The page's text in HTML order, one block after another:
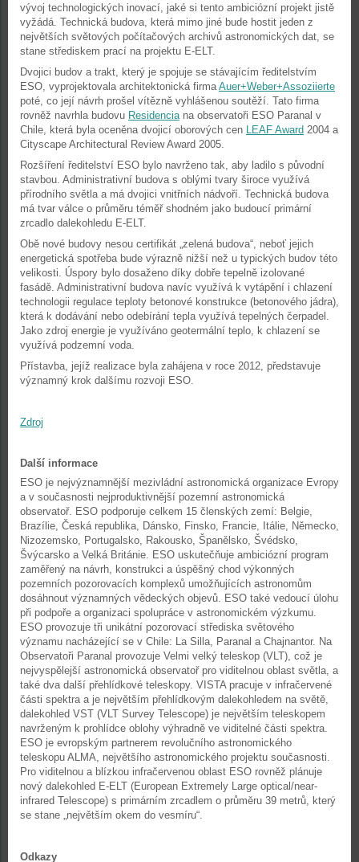
vývoj technologických inovací, jaké si tento ambiciózní projekt jistě
vyžádá. Technická budova, která mimo jiné bude hostit jeden z
největších světových počítačových archivů astronomických dat, se
stane střediskem prací na projektu E-ELT.
Dvojici budov a trakt, který je spojuje se stávajícím ředitelstvím
ESO, vyprojektovala architektonická firmaAuer+Weber+Assoziierte
poté, co její návrh prošel vítězně vyhlášenou soutěží. Tato firma
rovněž navrhla budovu Residenciana observatoři ESO Paranal v
Chile, která byla oceněna dvojicí oborových cen LEAF Award 2004 a
Cityscape Architectural Review Award 2005.
Rozšíření ředitelství ESO bylo navrženo tak, aby ladilo s původní
stavbou. Administrativní budova s oblými tvary široce využívá
přírodního světla a má dvojici vnitřních nádvoří. Technická budova
má tvar válce o průměru téměř shodném jako budoucí primární
zrcadlo dalekohledu E-ELT.
Obě nové budovy nesou certifikát „zelená budova“, neboť jejich
energetická spotřeba bude výrazně nižší než u typických budov této
velikosti. Úspory bylo dosaženo díky dobře tepelně izolované
fasádě. Administrativní budova navíc využívá k vytápění i chlazení
technologii regulace teploty betonové konstrukce (betonového jádra),
která k dodávání nebo odebírání tepla využívá tepelných čerpadel.
Jako zdroj energie je využíváno geotermální teplo, k chlazení se
využívá podzemní voda.
Přístavba, jejíž realizace byla zahájena v roce 2012, představuje
významný krok dalšímu rozvoji ESO.
Zdroj
Další informace
ESO je nejvýznamnější mezivládní astronomická organizace Evropy
a v současnosti nejproduktivnější pozemní astronomická
observatoř. ESO podporuje celkem 15 členských zemí: Belgie,
Brazílie, Česká republika, Dánsko, Finsko, Francie, Itálie, Německo,
Nizozemsko, Portugalsko, Rakousko, Španělsko, Švédsko,
Švýcarsko a Velká Británie. ESO uskutečňuje ambiciózní program
zaměřený na návrh, konstrukci a úspěšný chod výkonných
pozemních pozorovacích komplexů umožňujících astronomům
dosáhnout významných vědeckých objevů. ESO také vedoucí úlohu
při podpoře a organizaci spolupráce v astronomickém výzkumu.
ESO provozuje tři unikátní pozorovací střediska světového
významu nacházející se v Chile: La Silla, Paranal a Chajnantor. Na
Observatoři Paranal provozuje Velmi velký teleskop (VLT), což je
nejvyspělejší astronomická observatoř pro viditelnou oblast světla, a
také dva další přehlídkové teleskopy. VISTA pracuje v infračervené
části spektra a je největším přehlídkovým dalekohledem na světě,
dalekohled VST (VLT Survey Telescope) je největším teleskopem
navrženým k prohlídce oblohy výhradně ve viditelné části spektra.
ESO je evropským partnerem revolučního astronomického
teleskopu ALMA, největšího astronomického projektu současnosti.
Pro viditelnou a blízkou infračervenou oblast ESO rovněž plánuje
nový dalekohled E-ELT (European Extremely Large optical/near-
infrared Telescope) s primárním zrcadlem o průměru 39 metrů, který
se stane „největším okem do vesmíru“.
Odkazy